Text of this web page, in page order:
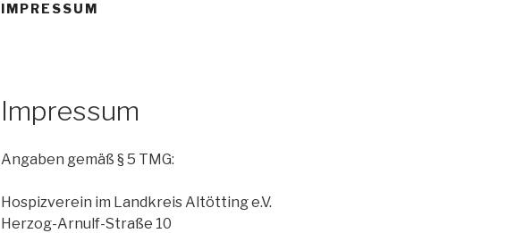
IMPRESSUM
Impressum
Angaben gemäß § 5 TMG:
Hospizverein im Landkreis Altötting e.V.
Herzog-Arnulf-Straße 10